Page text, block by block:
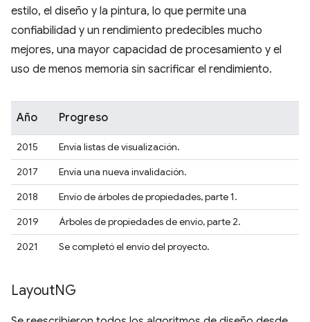
estilo, el diseño y la pintura, lo que permite una
confiabilidad y un rendimiento predecibles mucho
mejores, una mayor capacidad de procesamiento y el
uso de menos memoria sin sacrificar el rendimiento.
Año Progreso
2015
Envía listas de visualización.
2017
Envía una nueva invalidación.
2018
Envío de árboles de propiedades, parte 1.
2019
Árboles de propiedades de envío, parte 2.
2021
Se completó el envío del proyecto.
LayoutNG